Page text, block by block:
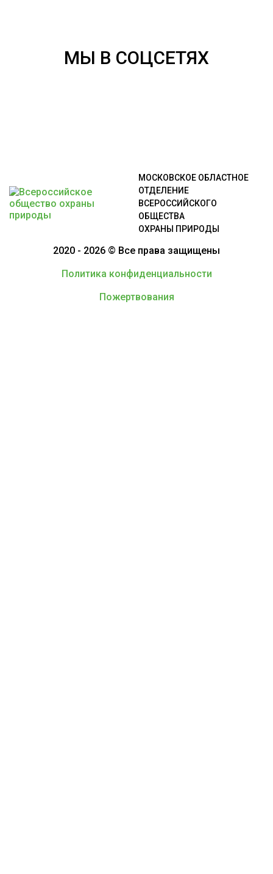
МЫ В СОЦСЕТЯХ
МОСКОВСКОЕ ОБЛАСТНОЕ
ОТДЕЛЕНИЕ
ВСЕРОССИЙСКОГО
ОБЩЕСТВА
ОХРАНЫ ПРИРОДЫ
2020 - 2026 © Все права защищены
Политика конфиденциальности
Пожертвования